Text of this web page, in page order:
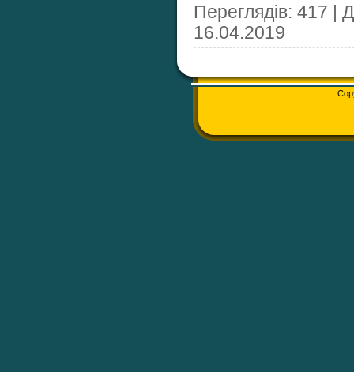
Переглядів: 417 |
16.04.2019